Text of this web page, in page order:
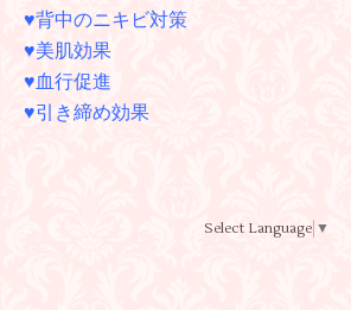
♥背中のニキビ対策
♥美肌効果
♥血行促進
♥引き締め効果
Select Language ▼